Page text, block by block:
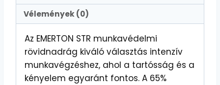
Vélemények (0)
Az EMERTON STR munkavédelmi
rövidnadrág kiváló választás intenzív
munkavégzéshez, ahol a tartósság és a
kényelem egyaránt fontos. A 65%